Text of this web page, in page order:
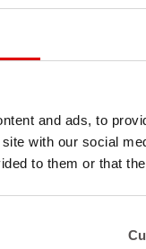
and ads, to
with our social
to them or that